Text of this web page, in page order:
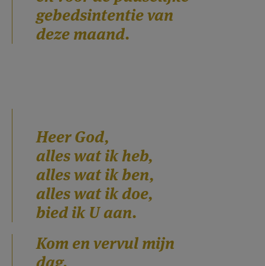
gebedsintentie van
deze maand.
Heer God,
alles wat ik heb,
alles wat ik ben,
alles wat ik doe,
bied ik U aan.
Kom en vervul mijn